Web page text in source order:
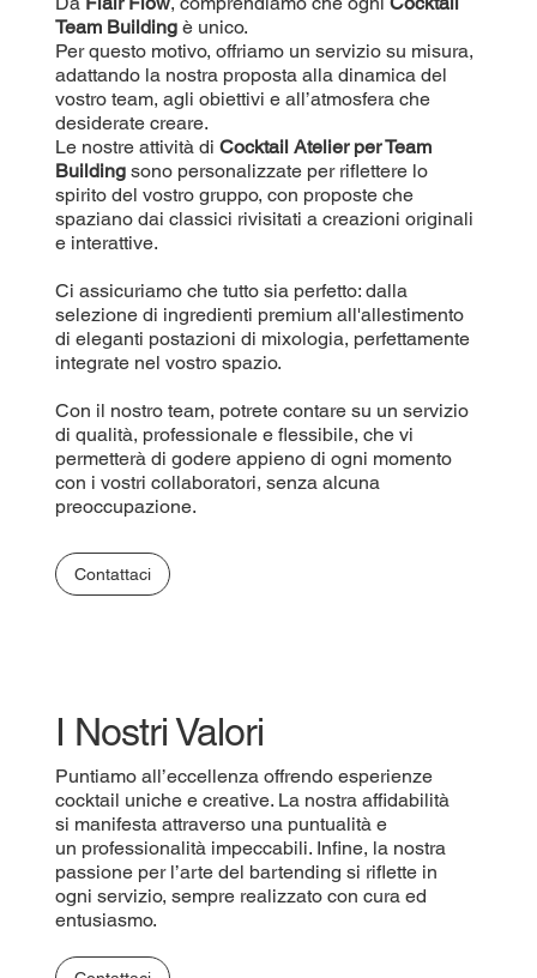
Team Buildingè unico.
Per questo motivo, offriamo un servizio su misura,
adattando la nostra proposta alla dinamica del
vostro team, agli obiettivi e all’atmosfera che
desiderate creare.
Le nostre attività di Cocktail Atelier per Team
Buildingsono personalizzate per riflettere lo
spirito del vostro gruppo, con proposte che
spaziano dai classici rivisitati a creazioni originali
e interattive.
Ci assicuriamo che tutto sia perfetto: dalla
selezione di ingredienti premium all'allestimento
di eleganti postazioni di mixologia, perfettamente
integrate nel vostro spazio.
Con il nostro team, potrete contare su un servizio
di qualità, professionale e flessibile, che vi
permetterà di godere appieno di ogni momento
con i vostri collaboratori, senza alcuna
preoccupazione.
Contattaci
I Nostri Valori
Puntiamo all’eccellenza offrendo esperienze
cocktail uniche e creative. La nostra affidabilità
si manifesta attraverso una puntualità e
un professionalità impeccabili. Infine, la nostra
passione per l’arte del bartending si riflette in
ogni servizio, sempre realizzato con cura ed
entusiasmo.